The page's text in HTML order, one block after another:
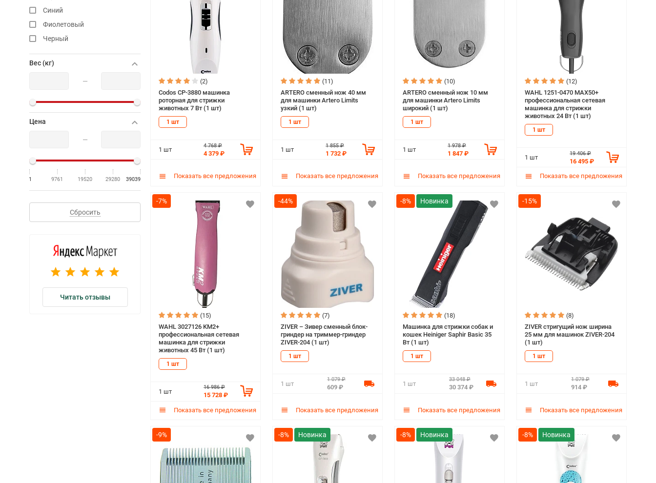
Синий
Фиолетовый
Черный
Вес (кг)
—
Цена
—
1 9761 19520 29280 39039
Сбросить
Читать отзывы
(2)
Codos СР-3880 машинка
роторная для стрижки
животных 7 Вт (1 шт)
1 шт
1 шт
4 768 ₽
4 379 ₽
Показать все предложения
(11)
ARTERO сменный нож 40 мм
для машинки Artero Limits
узкий (1 шт)
1 шт
1 шт
1 855 ₽
1 732 ₽
Показать все предложения
(10)
ARTERO сменный нож 10 мм
для машинки Artero Limits
широкий (1 шт)
1 шт
1 шт
1 978 ₽
1 847 ₽
Показать все предложения
(12)
WAHL 1251-0470 MAX50+
профессиональная сетевая
машинка для стрижки
животных 24 Вт (1 шт)
1 шт
1 шт
19 406 ₽
16 495 ₽
Показать все предложения
-7%
(15)
WAHL 3027126 KM2+
профессиональная сетевая
машинка для стрижки
животных 45 Вт (1 шт)
1 шт
1 шт
16 986 ₽
15 728 ₽
Показать все предложения
-44%
(7)
ZIVER – Зивер сменный блок-
гриндер на триммер-гриндер
ZIVER-204 (1 шт)
1 шт
1 шт
1 079 ₽
609 ₽
Показать все предложения
-8%
(18)
Машинка для стрижки собак и
кошек Heiniger Saphir Basic 35
Вт (1 шт)
1 шт
1 шт
33 048 ₽
30 374 ₽
Показать все предложения
-15%
(8)
ZIVER стригущий нож ширина
25 мм для машинок ZIVER-204
(1 шт)
1 шт
1 шт
1 079 ₽
914 ₽
Показать все предложения
-9% -8% -8% -8%